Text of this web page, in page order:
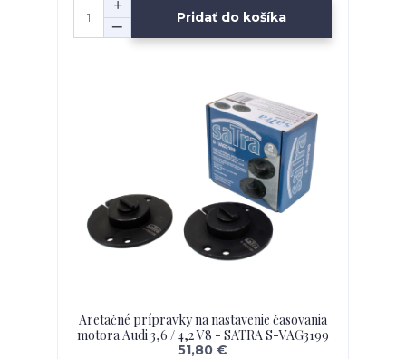
Pridať do košíka
Aretačné prípravky na nastavenie časovania
motora Audi 3,6 / 4,2 V8 - SATRA S-VAG3199
51,80 €